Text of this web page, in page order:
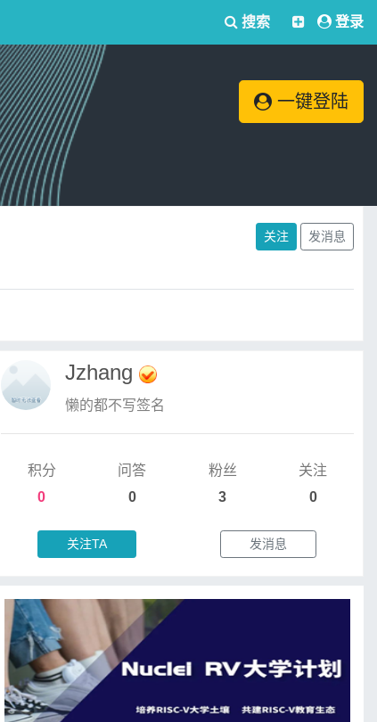
搜索 登录
一键登陆
关注 发消息
Jzhang
懒的都不写签名
积分
0
问答
0
粉丝
3
关注
0
关注TA 发消息